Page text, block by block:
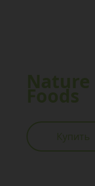
Nature
Foods
Купить